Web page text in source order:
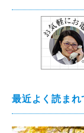
最近よく読まれ